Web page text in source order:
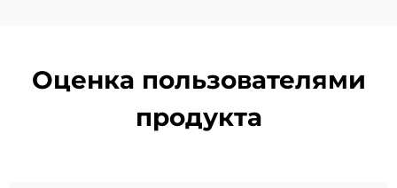
Оценка пользователями
продукта